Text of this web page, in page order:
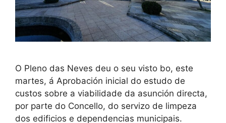
O Pleno das Neves deu o seu visto bo, este
martes, á Aprobación inicial do estudo de
custos sobre a viabilidade da asunción directa,
por parte do Concello, do servizo de limpeza
dos edificios e dependencias municipais.